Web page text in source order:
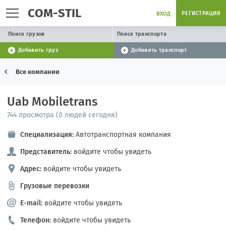
COM-STIL ВХОД РЕГИСТРАЦИЯ
Поиск грузов Поиск транспорта
Добавить груз Добавить транспорт
Все компании
Uab Mobiletrans
744 просмотра (0 людей сегодня)
Специализация: Автотранспортная компания
Представитель: войдите чтобы увидеть
Адрес: войдите чтобы увидеть
Грузовые перевозки
E-mail: войдите чтобы увидеть
Телефон: войдите чтобы увидеть